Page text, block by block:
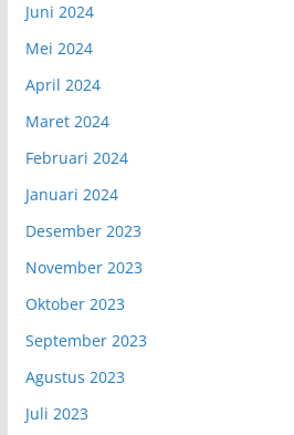
Juni 2024
Mei 2024
April 2024
Maret 2024
Februari 2024
Januari 2024
Desember 2023
November 2023
Oktober 2023
September 2023
Agustus 2023
Juli 2023